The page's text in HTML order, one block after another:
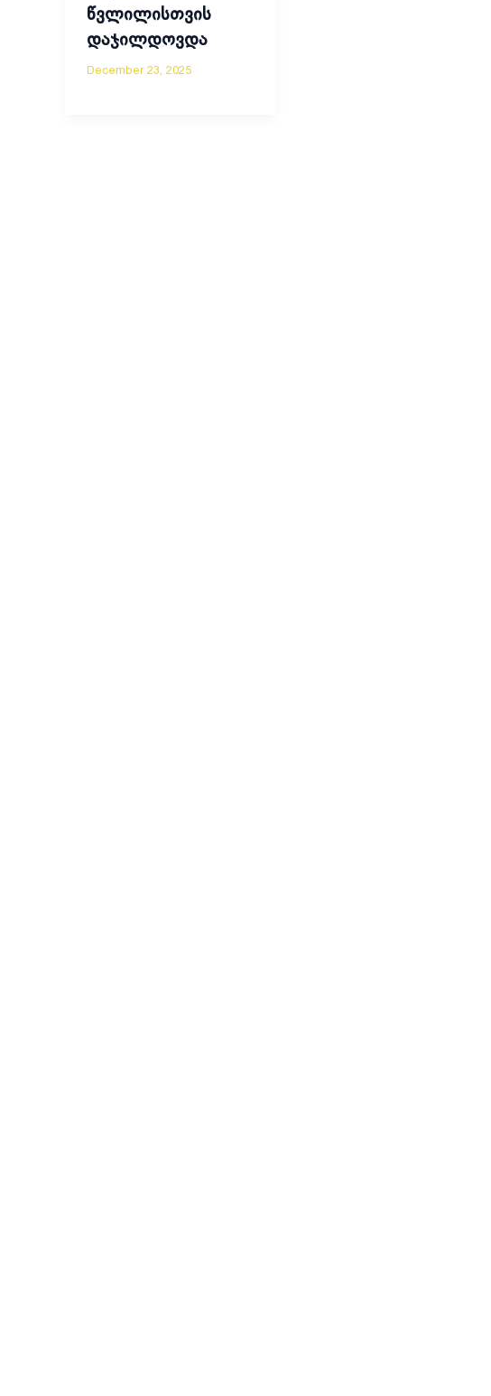
წვლილისთვის
დაჯილდოვდა
December 23, 2025